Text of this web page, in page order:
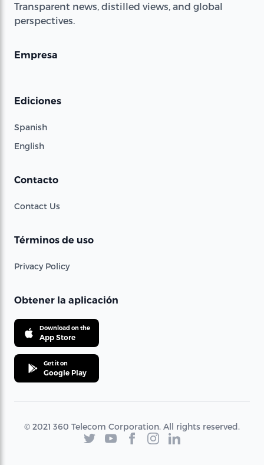
Transparent news, distilled views, and global
perspectives.
Empresa
Ediciones
Spanish
English
Contacto
Contact Us
Términos de uso
Privacy Policy
Obtener la aplicación
Download on the
App Store
Get it on
Google Play
© 2021 360 Telecom Corporation. All rights reserved.